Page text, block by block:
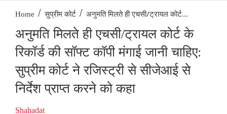
Home / सुप्रीम कोर्ट / अनुमति मिलते ही एचसी/ट्रायल कोर्ट...
अनुमति मिलते ही एचसी/ट्रायल कोर्ट के
रिकॉर्ड की सॉफ्ट कॉपी मंगाई जानी चाहिए:
सुप्रीम कोर्ट ने रजिस्ट्री से सीजेआई से
निर्देश प्राप्त करने को कहा
Shahadat